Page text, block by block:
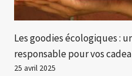
Les goodies écologiques :
responsable pour vos
25 avril 2025